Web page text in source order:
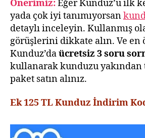
Önerimiz:Eğer Kunduz’u ilk
yada çok iyi tanımıyorsan
detaylı inceleyin. Kullanmış
görüşlerini dikkate alın. Ve en
Kunduz’daücretsiz 3 soru
kullanarak kunduzu yakından
paket satın alınız.
Ek 125 TL Kunduz İndirim